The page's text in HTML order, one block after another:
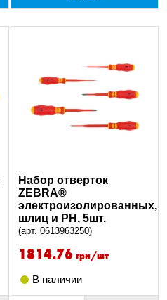
Набор отверток
ZEBRA®
электроизолированных,
шлиц и РН, 5шт.
(арт. 0613963250)
1814.76 грн/шт
В наличии